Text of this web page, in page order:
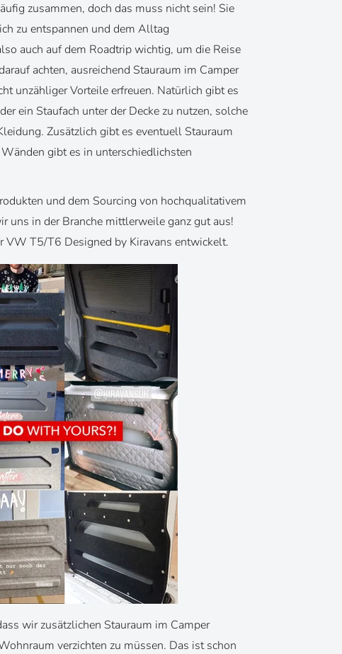
zusammen, doch das muss nicht sein! Sie
zu entspannen und dem Alltag
auch auf dem Roadtrip wichtig, um die Reise
achten, ausreichend Stauraum im Camper
unzähliger Vorteile erfreuen. Natürlich gibt es
ein Staufach unter der Decke zu nutzen, solche
Zusätzlich gibt es eventuell Stauraum
gibt es in unterschiedlichsten
und dem Sourcing von hochqualitativem
uns in der Branche mittlerweile ganz gut aus!
VW T5/T6 Designed by Kiravans entwickelt.
wir zusätzlichen Stauraum im Camper
verzichten zu müssen. Das ist schon